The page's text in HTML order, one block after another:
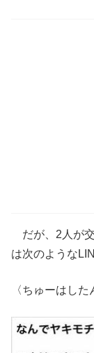
だが、2人が
は次のような
〈ちゅーはし